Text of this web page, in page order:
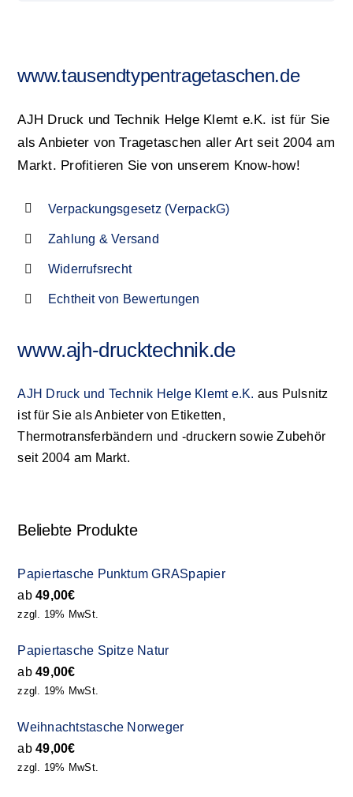
www.tausendtypentragetaschen.de
AJH Druck und Technik Helge Klemt e.K. ist für Sie
als Anbieter von Tragetaschen aller Art seit 2004 am
Markt. Profitieren Sie von unserem Know-how!
Verpackungsgesetz (VerpackG)
Zahlung & Versand
Widerrufsrecht
Echtheit von Bewertungen
www.ajh-drucktechnik.de
AJH Druck und Technik Helge Klemt e.K. aus Pulsnitz
ist für Sie als Anbieter von Etiketten,
Thermotransferbändern und -druckern sowie Zubehör
seit 2004 am Markt.
Beliebte Produkte
Papiertasche Punktum GRASpapier
ab49,00€
zzgl. 19% MwSt.
Papiertasche Spitze Natur
ab49,00€
zzgl. 19% MwSt.
Weihnachtstasche Norweger
ab49,00€
zzgl. 19% MwSt.